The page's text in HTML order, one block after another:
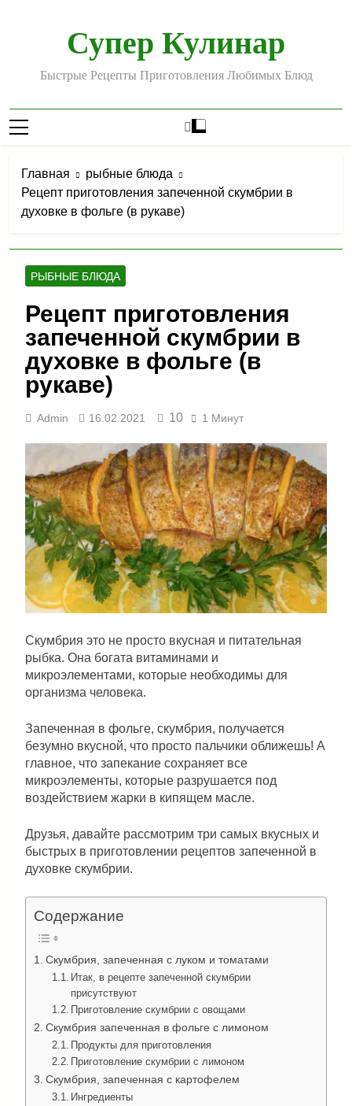
содержимомуСупер Кулинар
Быстрые Рецепты Приготовления Любимых Блюд
Главная
рыбные блюда
Рецепт приготовления запеченной скумбрии в
духовке в фольге (в рукаве)
РЫБНЫЕ БЛЮДА
Рецепт приготовления
запеченной скумбрии в
духовке в фольге (в
рукаве)
Admin 16.02.2021 10 1 Минут
Скумбрия это не просто вкусная и питательная
рыбка. Она богата витаминами и
микроэлементами, которые необходимы для
организма человека.
Запеченная в фольге, скумбрия, получается
безумно вкусной, что просто пальчики оближешь! А
главное, что запекание сохраняет все
микроэлементы, которые разрушается под
воздействием жарки в кипящем масле.
Друзья, давайте рассмотрим три самых вкусных и
быстрых в приготовлении рецептов запеченной в
духовке скумбрии.
Содержание
Скумбрия, запеченная с луком и томатами
Итак, в рецепте запеченной скумбрии
присутствуют
Приготовление скумбрии с овощами
Скумбрия запеченная в фольге с лимоном
Продукты для приготовления
Приготовление скумбрии с лимоном
Скумбрия, запеченная с картофелем
Ингредиенты